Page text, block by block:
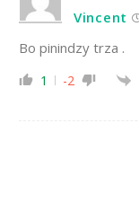
Vincent
Bo pinindzy trza .
1 -2